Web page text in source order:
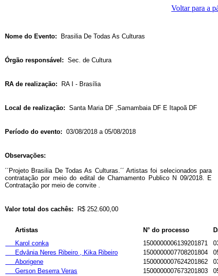
Voltar para a
Nome do Evento: Brasilia De Todas As Culturas
Órgão responsável: Sec. de Cultura
RA de realização: RA I - Brasília
Local de realização: Santa Maria DF ,Samambaia DF E Itapoã DF
Período do evento: 03/08/2018 a 05/08/2018
Observações:
´´Projeto Brasilia De Todas As Culturas.´´ Artistas foi selecionados para
contratação por meio do edital de Chamamento Publico N 09/2018. E
Contratação por meio de convite .
Valor total dos cachês: R$ 252.600,00
Artistas N° do processo
Karol conka
1500000006139201871
Edvânia Neres Ribeiro , Kika Ribeiro
1500000007708201804
Aborigene
1500000007624201862
Gerson Beserra Veras
1500000007673201803